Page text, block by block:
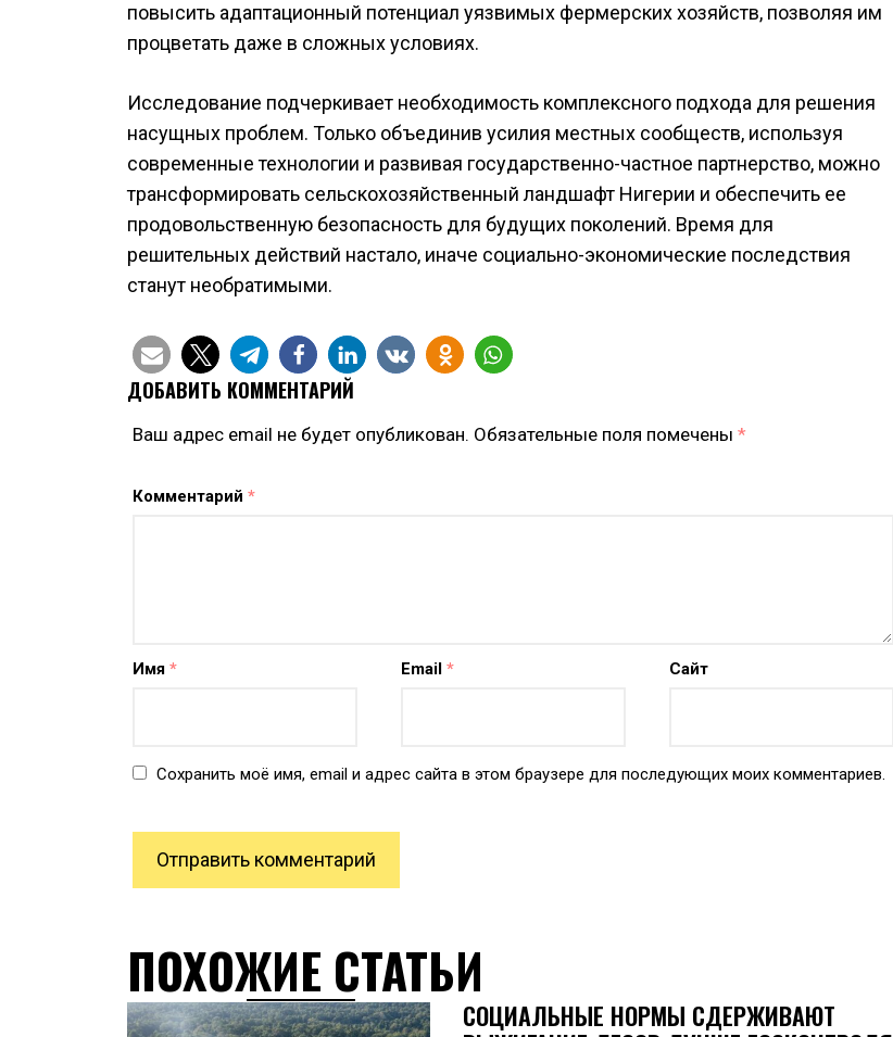
повысить адаптационный потенциал уязвимых фермерских хозяйств, позволяя им
процветать даже в сложных условиях.
Исследование подчеркивает необходимость комплексного подхода для решения
насущных проблем. Только объединив усилия местных сообществ, используя
современные технологии и развивая государственно-частное партнерство, можно
трансформировать сельскохозяйственный ландшафт Нигерии и обеспечить ее
продовольственную безопасность для будущих поколений. Время для
решительных действий настало, иначе социально-экономические последствия
станут необратимыми.
ДОБАВИТЬ КОММЕНТАРИЙ
Ваш адрес email не будет опубликован. Обязательные поля помечены *
Комментарий *
Имя * Email * Сайт
Сохранить моё имя, email и адрес сайта в этом браузере для последующих моих комментариев.
ПОХОЖИЕ СТАТЬИ
СОЦИАЛЬНЫЕ НОРМЫ СДЕРЖИВАЮТ